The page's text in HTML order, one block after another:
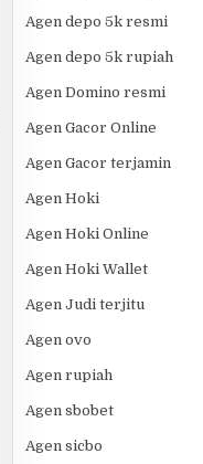
Agen depo 5k resmi
Agen depo 5k rupiah
Agen Domino resmi
Agen Gacor Online
Agen Gacor terjamin
Agen Hoki
Agen Hoki Online
Agen Hoki Wallet
Agen Judi terjitu
Agen ovo
Agen rupiah
Agen sbobet
Agen sicbo